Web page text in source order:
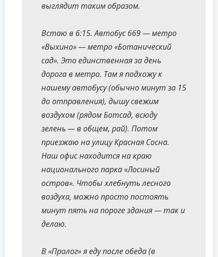
выглядит таким образом.
Встаю в 6:15. Автобус 669 — метро
«Выхино» — метро «Ботанический
сад». Это единственная за день
дорога в метро. Там я подхожу к
нашему автобусу (обычно минут за 15
до отправления), дышу свежим
воздухом (рядом Ботсад, всюду
зелень — в общем, рай). Потом
приезжаю на улицу Красная Сосна.
Наш офис находится на краю
национального парка «Лосиный
остров». Чтобы хлебнуть лесного
воздуха, можно просто постоять
минут пять на пороге здания — так и
делаю.
В «Пролог» я еду после обеда (в